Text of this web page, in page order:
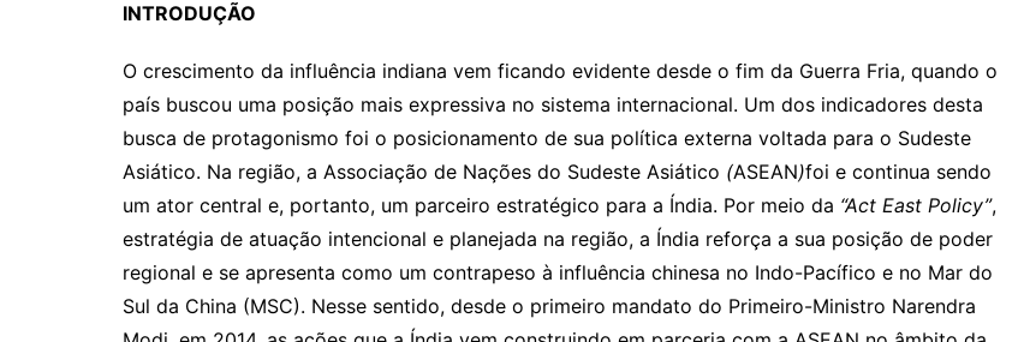
INTRODUÇÃO
O crescimento da influência indiana vem ficando evidente desde o fim da Guerra Fria, quando o
país buscou uma posição mais expressiva no sistema internacional. Um dos indicadores desta
busca de protagonismo foi o posicionamento de sua política externa voltada para o Sudeste
Asiático. Na região, a Associação de Nações do Sudeste Asiático (ASEAN)foi e continua sendo
um ator central e, portanto, um parceiro estratégico para a Índia. Por meio da “Act East Policy”,
estratégia de atuação intencional e planejada na região, a Índia reforça a sua posição de poder
regional e se apresenta como um contrapeso à influência chinesa no Indo-Pacífico e no Mar do
Sul da China (MSC). Nesse sentido, desde o primeiro mandato do Primeiro-Ministro Narendra